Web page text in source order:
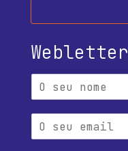
Webletter